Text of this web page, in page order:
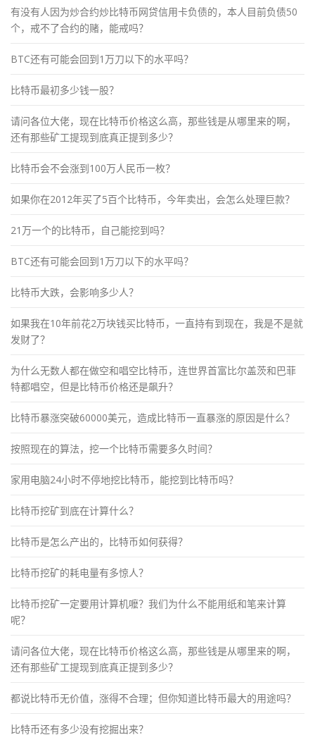
有没有人因为炒合约炒比特币网贷信用卡负债的，本人目前负债50
个，戒不了合约的赌，能戒吗？
BTC还有可能会回到1万刀以下的水平吗？
比特币最初多少钱一股？
请问各位大佬，现在比特币价格这么高，那些钱是从哪里来的啊，
还有那些矿工提现到底真正提到多少？
比特币会不会涨到100万人民币一枚？
如果你在2012年买了5百个比特币，今年卖出，会怎么处理巨款？
21万一个的比特币，自己能挖到吗？
BTC还有可能会回到1万刀以下的水平吗？
比特币大跌，会影响多少人？
如果我在10年前花2万块钱买比特币，一直持有到现在，我是不是就
发财了？
为什么无数人都在做空和唱空比特币，连世界首富比尔盖茨和巴菲
特都唱空，但是比特币价格还是飙升？
比特币暴涨突破60000美元，造成比特币一直暴涨的原因是什么？
按照现在的算法，挖一个比特币需要多久时间？
家用电脑24小时不停地挖比特币，能挖到比特币吗？
比特币挖矿到底在计算什么？
比特币是怎么产出的，比特币如何获得？
比特币挖矿的耗电量有多惊人？
比特币挖矿一定要用计算机嚒？我们为什么不能用纸和笔来计算
呢？
请问各位大佬，现在比特币价格这么高，那些钱是从哪里来的啊，
还有那些矿工提现到底真正提到多少？
都说比特币无价值，涨得不合理；但你知道比特币最大的用途吗？
比特币还有多少没有挖掘出来？